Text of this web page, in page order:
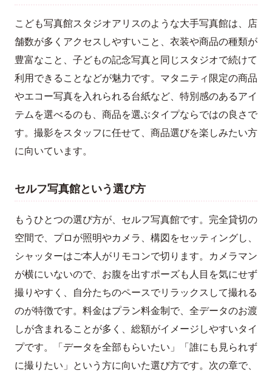
こども写真館スタジオアリスのような大手写真館は、店
舗数が多くアクセスしやすいこと、衣装や商品の種類が
豊富なこと、子どもの記念写真と同じスタジオで続けて
利用できることなどが魅力です。マタニティ限定の商品
やエコー写真を入れられる台紙など、特別感のあるアイ
テムを選べるのも、商品を選ぶタイプならではの良さで
す。撮影をスタッフに任せて、商品選びを楽しみたい方
に向いています。
セルフ写真館という選び方
もうひとつの選び方が、セルフ写真館です。完全貸切の
空間で、プロが照明やカメラ、構図をセッティングし、
シャッターはご本人がリモコンで切ります。カメラマン
が横にいないので、お腹を出すポーズも人目を気にせず
撮りやすく、自分たちのペースでリラックスして撮れる
のが特徴です。料金はプラン料金制で、全データのお渡
しが含まれることが多く、総額がイメージしやすいタイ
プです。「データを全部もらいたい」「誰にも見られず
に撮りたい」という方に向いた選び方です。次の章で、